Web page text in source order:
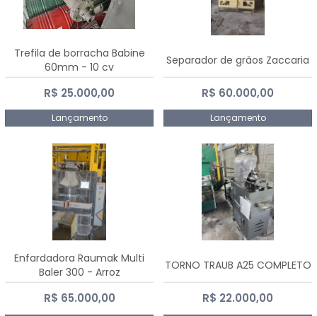
Trefila de borracha Babine
60mm - 10 cv
R$ 25.000,00
Lançamento
Separador de grãos Zaccaria
R$ 60.000,00
Lançamento
Enfardadora Raumak Multi
Baler 300 - Arroz
R$ 65.000,00
TORNO TRAUB A25 COMPLETO
R$ 22.000,00